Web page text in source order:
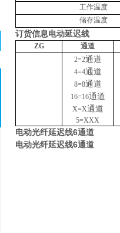
工作温度
储存温度
订货信息电动延迟线
ZG 通道
2=2通道
4=4通道
8=8通道
16=16通道
X=X通道
5=XXX
电动光纤延迟线6通道
电动光纤延迟线6通道